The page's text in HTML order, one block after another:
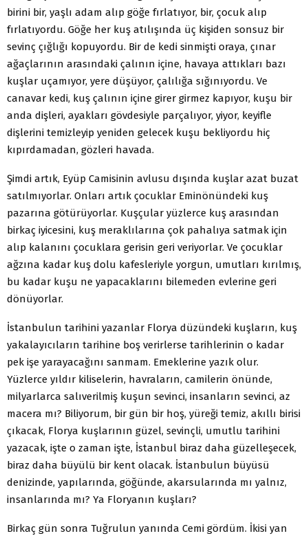
birini bir, yaşlı adam alıp göğe fırlatıyor, bir, çocuk alıp
fırlatıyordu. Göğe her kuş atılışında üç kişiden sonsuz bir
sevinç çığlığı kopuyordu. Bir de kedi sinmişti oraya, çınar
ağaçlarının arasındaki çalının içine, havaya attıkları bazı
kuşlar uçamıyor, yere düşüyor, çalılığa sığınıyordu. Ve
canavar kedi, kuş çalının içine girer girmez kapıyor, kuşu bir
anda dişleri, ayakları gövdesiyle parçalıyor, yiyor, keyifle
dişlerini temizleyip yeniden gelecek kuşu bekliyordu hiç
kıpırdamadan, gözleri havada.
Şimdi artık, Eyüp Camisinin avlusu dışında kuşlar azat buzat
satılmıyorlar. Onları artık çocuklar Eminönündeki kuş
pazarına götürüyorlar. Kuşçular yüzlerce kuş arasından
birkaç iyicesini, kuş meraklılarına çok pahalıya satmak için
alıp kalanını çocuklara gerisin geri veriyorlar. Ve çocuklar
ağzına kadar kuş dolu kafesleriyle yorgun, umutları kırılmış,
bu kadar kuşu ne yapacaklarını bilemeden evlerine geri
dönüyorlar.
İstanbulun tarihini yazanlar Florya düzündeki kuşların, kuş
yakalayıcıların tarihine boş verirlerse tarihlerinin o kadar
pek işe yarayacağını sanmam. Emeklerine yazık olur.
Yüzlerce yıldır kiliselerin, havraların, camilerin önünde,
milyarlarca salıverilmiş kuşun sevinci, insanların sevinci, az
macera mı? Biliyorum, bir gün bir hoş, yüreği temiz, akıllı birisi
çıkacak, Florya kuşlarının güzel, sevinçli, umutlu tarihini
yazacak, işte o zaman işte, İstanbul biraz daha güzelleşecek,
biraz daha büyülü bir kent olacak. İstanbulun büyüsü
denizinde, yapılarında, göğünde, akarsularında mı yalnız,
insanlarında mı? Ya Floryanın kuşları?
Birkaç gün sonra Tuğrulun yanında Cemi gördüm. İkisi yan